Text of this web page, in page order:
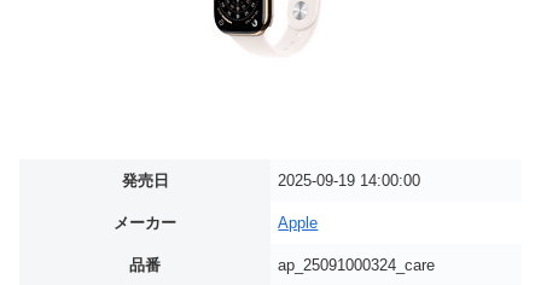
発売日 2025-09-19 14:00:00
メーカー Apple
品番 ap_25091000324_care